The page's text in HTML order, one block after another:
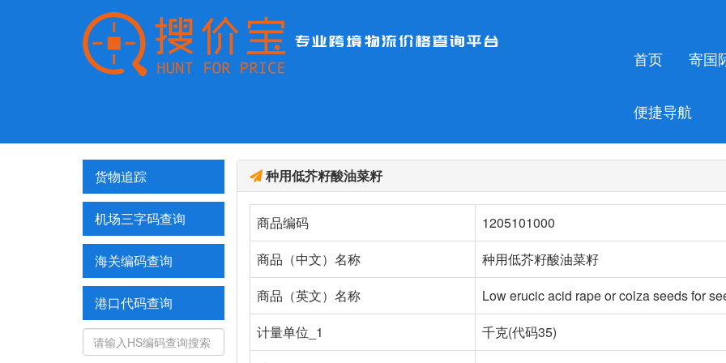
首页 寄国
便捷导航
货物追踪
机场三字码查询
海关编码查询
港口代码查询
种用低芥籽酸油菜籽
商品编码
1205101000
商品（中文）名称
种用低芥籽酸油菜籽
商品（英文）名称
Low erucic acid rape or colza seeds for
计量单位_1
千克(代码35)